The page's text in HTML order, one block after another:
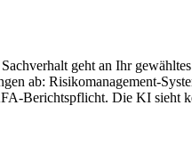
geht an Ihr
ab: Risikomanagement-
Berichtspflicht. Die KI sieht